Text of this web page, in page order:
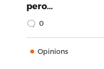
pero…
0
Opinions